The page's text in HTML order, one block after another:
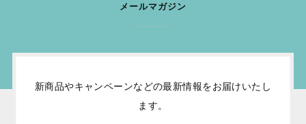
メールマガジン
新商品やキャンペーンなどの最新情報をお届けいたし
ます。